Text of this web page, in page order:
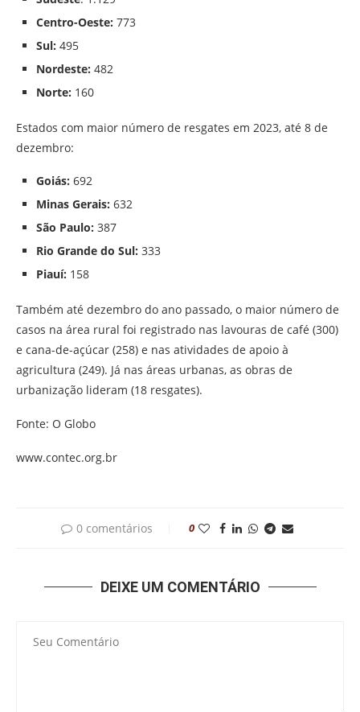
Centro-Oeste: 773
Sul: 495
Nordeste: 482
Norte: 160
Estados com maior número de resgates em 2023, até 8 de
dezembro:
Goiás: 692
Minas Gerais: 632
São Paulo: 387
Rio Grande do Sul: 333
Piauí: 158
Também até dezembro do ano passado, o maior número de
casos na área rural foi registrado nas lavouras de café (300)
e cana-de-açúcar (258) e nas atividades de apoio à
agricultura (249). Já nas áreas urbanas, as obras de
urbanização lideram (18 resgates).
Fonte: O Globo
www.contec.org.br
0 comentários 0
DEIXE UM COMENTÁRIO